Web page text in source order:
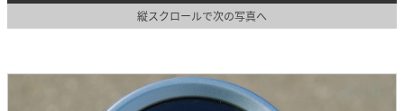
縦スクロールで次の写真へ